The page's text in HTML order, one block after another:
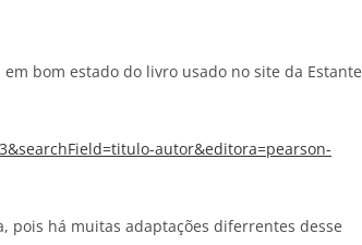
bom estado do livro usado no site da Estante
autor&editora=pearson-
pois há muitas adaptações diferrentes desse